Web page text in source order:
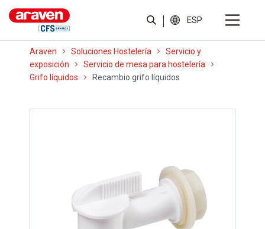
ESP
Araven Soluciones Hostelería
Servicio y
exposición
Servicio de mesa para hostelería
Grifo líquidos
Recambio grifo líquidos